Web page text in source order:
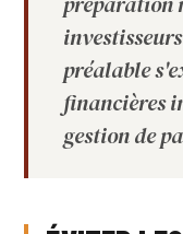
préalable
financières
gestion de